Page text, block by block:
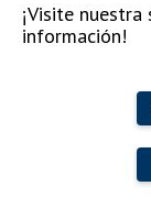
¡Visite
información!